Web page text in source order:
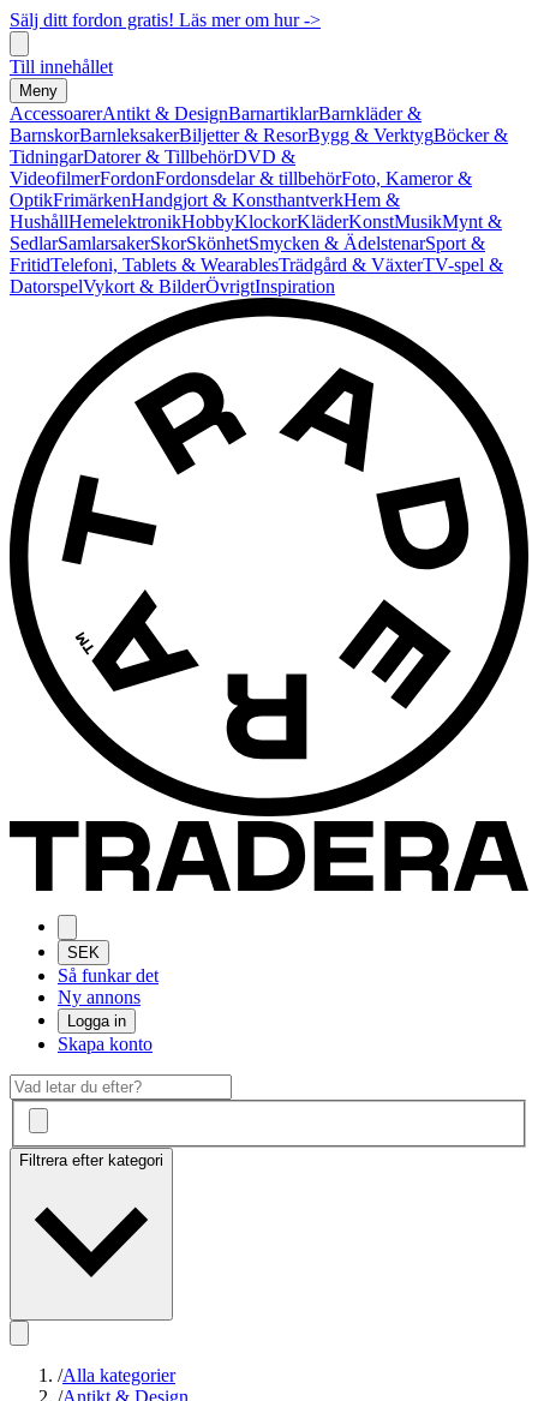
Sälj ditt fordon gratis! Läs mer om hur ->
Till innehållet
Meny
AccessoarerAntikt & DesignBarnartiklarBarnkläder &
BarnskorBarnleksakerBiljetter & ResorBygg & VerktygBöcker &
TidningarDatorer & TillbehörDVD &
VideofilmerFordonFordonsdelar & tillbehörFoto, Kameror &
OptikFrimärkenHandgjort & KonsthantverkHem &
HushållHemelektronikHobbyKlockorKläderKonstMusikMynt &
SedlarSamlarsakerSkorSkönhetSmycken & ÄdelstenarSport &
FritidTelefoni, Tablets & WearablesTrädgård & VäxterTV-spel &
DatorspelVykort & BilderÖvrigtInspiration
SEK
Så funkar det
Ny annons
Logga in
Skapa konto
Filtrera efter kategori
/Alla kategorier